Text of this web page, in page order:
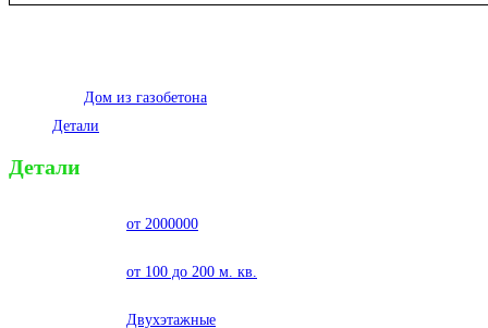
Дом из газобетона
Детали
Детали
от 2000000
от 100 до 200 м. кв.
Двухэтажные